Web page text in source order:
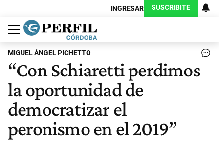
INGRESAR SUSCRIBITE
Política
Economía
Judiciales
Sociedad
Cultura
Espectáculos
Deportes
Protagonistas
MIGUEL ÁNGEL PICHETTO
“Con Schiaretti perdimos
la oportunidad de
democratizar el
peronismo en el 2019”